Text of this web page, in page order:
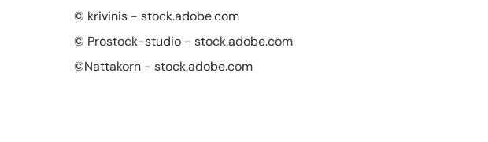
© krivinis - stock.adobe.com
© Prostock-studio - stock.adobe.com
©Nattakorn - stock.adobe.com